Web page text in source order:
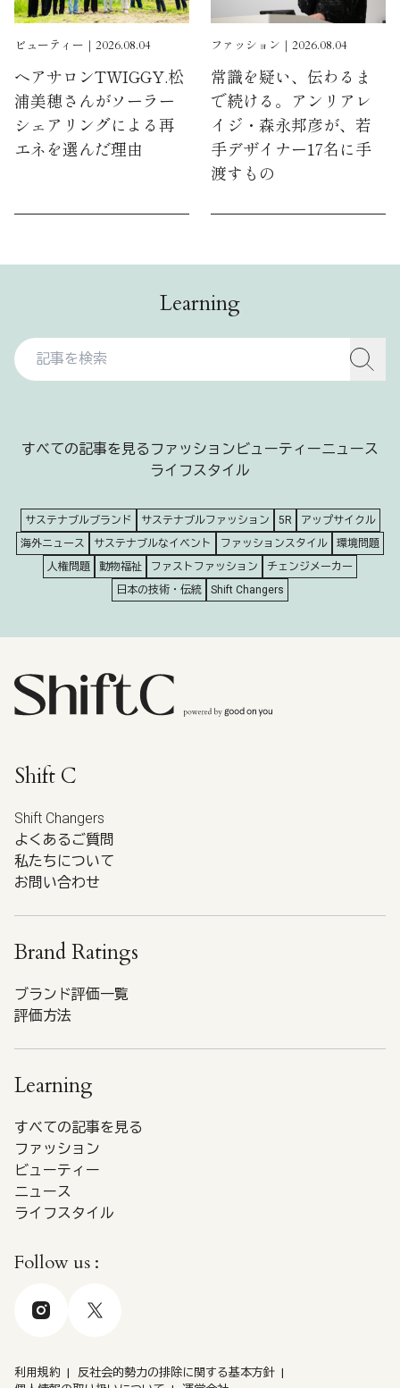
ビューティー｜2026.08.04
ヘアサロンTWIGGY.松
浦美穂さんがソーラー
シェアリングによる再
エネを選んだ理由
ファッション｜2026.08.04
常識を疑い、伝わるま
で続ける。アンリアレ
イジ・森永邦彦が、若
手デザイナー17名に手
渡すもの
Learning
すべての記事を見る ファッションビューティーニュース
ライフスタイル
サステナブルブランド サステナブルファッション 5R
アップサイクル
海外ニュース
サステナブルなイベント ファッションスタイル
環境問題
人権問題
動物福祉 ファストファッション
チェンジメーカー
日本の技術・伝統
Shift Changers
Shift C
Shift Changers
よくあるご質問
私たちについて
お問い合わせ
Brand Ratings
ブランド評価一覧
評価方法
Learning
すべての記事を見る
ファッション
ビューティー
ニュース
ライフスタイル
Follow us :
利用規約
反社会的勢力の排除に関する基本方針